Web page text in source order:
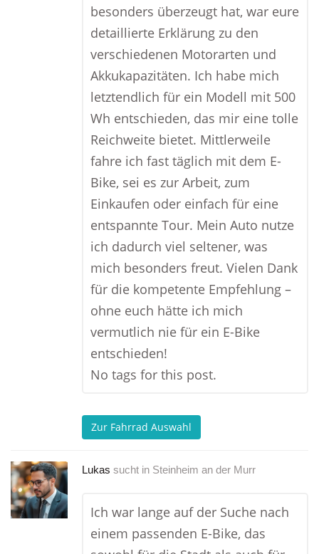
besonders überzeugt hat, war eure
detaillierte Erklärung zu den
verschiedenen Motorarten und
Akkukapazitäten. Ich habe mich
letztendlich für ein Modell mit 500
Wh entschieden, das mir eine tolle
Reichweite bietet. Mittlerweile
fahre ich fast täglich mit dem E-
Bike, sei es zur Arbeit, zum
Einkaufen oder einfach für eine
entspannte Tour. Mein Auto nutze
ich dadurch viel seltener, was
mich besonders freut. Vielen Dank
für die kompetente Empfehlung –
ohne euch hätte ich mich
vermutlich nie für ein E-Bike
entschieden!
No tags for this post.
Zur Fahrrad Auswahl
Lukas sucht in Steinheim an der Murr
Ich war lange auf der Suche nach
einem passenden E-Bike, das